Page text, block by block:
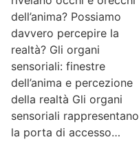
dell’anima? Possiamo
davvero percepire la
realtà? Gli organi
sensoriali: finestre
dell’anima e percezione
della realtà Gli organi
sensoriali rappresentano
la porta di accesso…